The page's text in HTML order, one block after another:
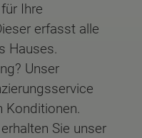
Ihre
erfasst alle
Hauses.
Unser
Konditionen.
Sie unser